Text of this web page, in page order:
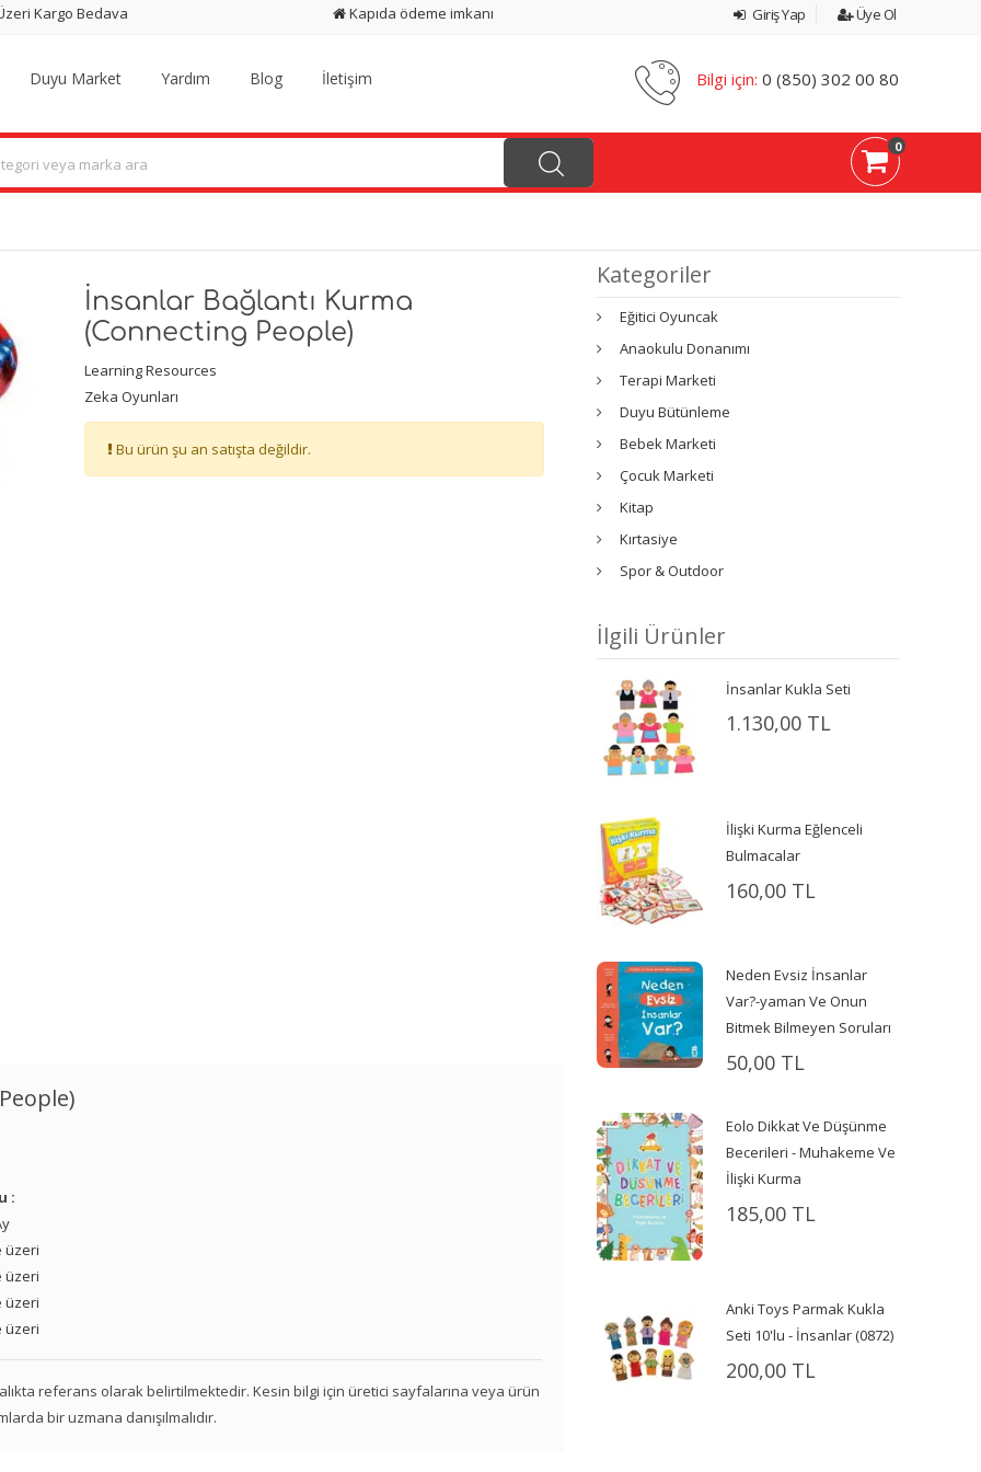
Kargo Bedava Kapıda ödeme imkanı Giriş Yap Üye Ol
Duyu Market Yardım Blog İletişim Bilgi için: 0 (850) 302 00 80
0
İnsanlar Bağlantı Kurma
(Connecting People)
Learning Resources
Zeka Oyunları
Bu ürün şu an satışta değildir.
:
üzeri
üzeri
üzeri
üzeri
referans olarak belirtilmektedir. Kesin bilgi için üretici sayfalarına veya ürün
bir uzmana danışılmalıdır.
Kategoriler
Eğitici Oyuncak
Anaokulu Donanımı
Terapi Marketi
Duyu Bütünleme
Bebek Marketi
Çocuk Marketi
Kitap
Kırtasiye
Spor & Outdoor
İlgili Ürünler
İnsanlar Kukla Seti
1.130,00 TL
İlişki Kurma Eğlenceli
Bulmacalar
160,00 TL
Neden Evsiz İnsanlar
Var?-yaman Ve Onun
Bitmek Bilmeyen Soruları
50,00 TL
Eolo Dikkat Ve Düşünme
Becerileri - Muhakeme Ve
İlişki Kurma
185,00 TL
Anki Toys Parmak Kukla
Seti 10'lu - İnsanlar (0872)
200,00 TL